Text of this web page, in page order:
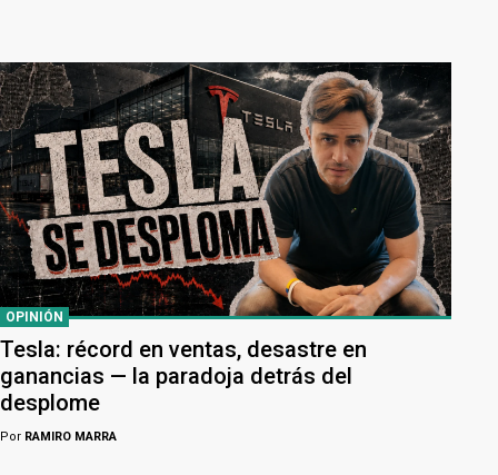
OPINIÓN
Tesla: récord en ventas, desastre en
ganancias — la paradoja detrás del
desplome
Por RAMIRO MARRA